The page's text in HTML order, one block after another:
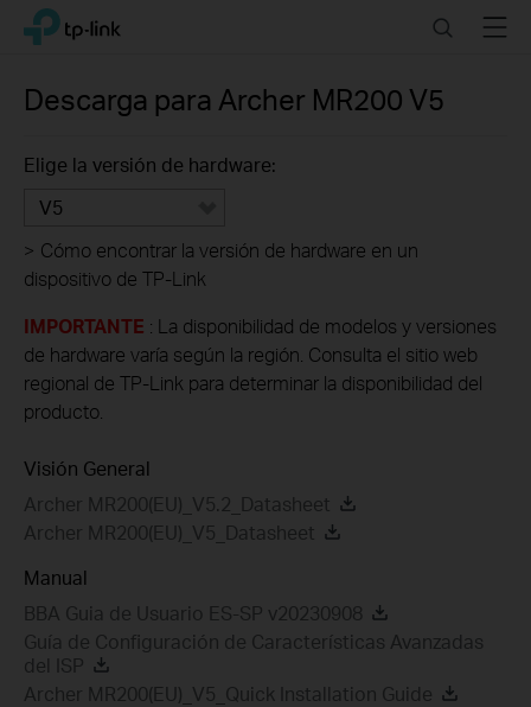
Click
navigation
TP-Link, Reliably Smart SearchMenu
Descarga para Archer MR200 V5
Elige la versión de hardware:
V5
> Cómo encontrar la versión de hardware en un
dispositivo de TP-Link
IMPORTANTE : La disponibilidad de modelos y versiones
de hardware varía según la región. Consulta el sitio web
regional de TP-Link para determinar la disponibilidad del
producto.
Visión General
Archer MR200(EU)_V5.2_Datasheet
Archer MR200(EU)_V5_Datasheet
Manual
BBA Guia de Usuario ES-SP v20230908
Guía de Configuración de Características Avanzadas
del ISP
Archer MR200(EU)_V5_Quick Installation Guide